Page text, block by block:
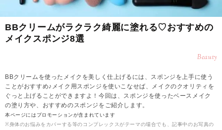
BBクリームがラクラク綺麗に塗れる♡おすすめの
メイクスポンジ8選
Beauty
BBクリームを使ったメイクを美しく仕上げるには、スポンジを上手に使う
ことがおすすめ♪メイク用スポンジを使いこなせば、メイクのクオリティを
ぐっと上げることができますよ！今回は、スポンジを使ったベースメイク
の塗り方や、おすすめのスポンジをご紹介します。
本ページにはプロモーションが含まれています
※身体のお悩みをカバーする等のコンプレックスがテーマの場合でも、記事中のお写真の